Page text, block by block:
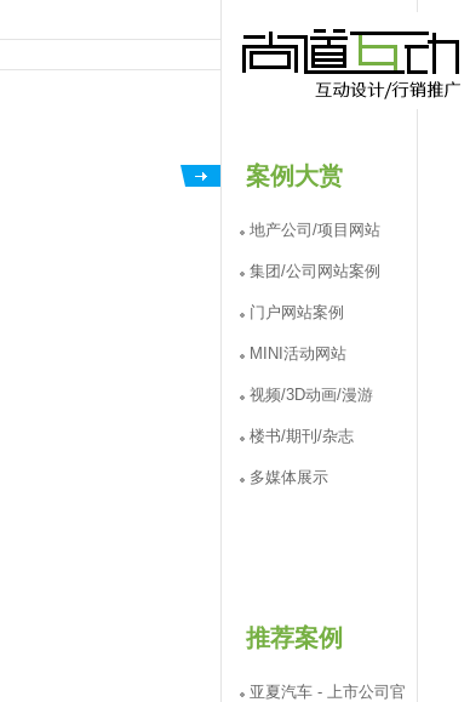
案例大赏
地产公司/项目网站
集团/公司网站案例
门户网站案例
MINI活动网站
视频/3D动画/漫游
楼书/期刊/杂志
多媒体展示
推荐案例
亚夏汽车 - 上市公司官